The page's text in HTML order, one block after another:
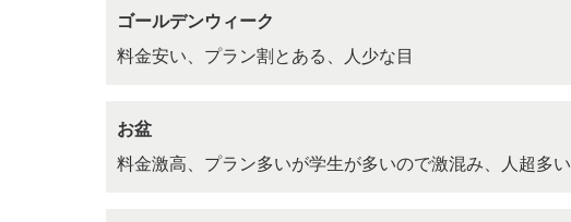
ゴールデンウィーク
料金安い、プラン割とある、人少な目
お盆
料金激高、プラン多いが学生が多いので激混み、人超多い